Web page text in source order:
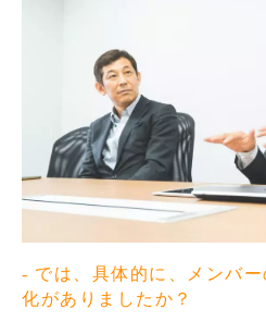
- では、具体的に、メンバ
化がありましたか？